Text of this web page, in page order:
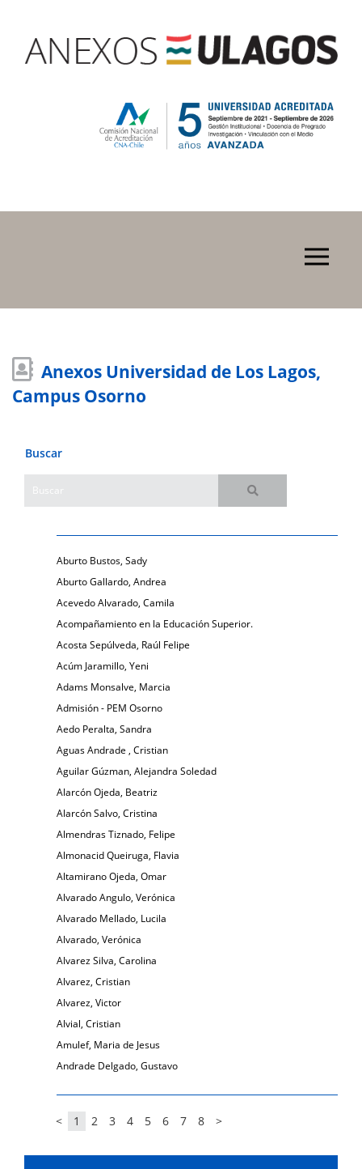
Anexos Universidad de Los Lagos,
Campus Osorno
Buscar
Aburto Bustos, Sady
Aburto Gallardo, Andrea
Acevedo Alvarado, Camila
Acompañamiento en la Educación Superior.
Acosta Sepúlveda, Raúl Felipe
Acúm Jaramillo, Yeni
Adams Monsalve, Marcia
Admisión - PEM Osorno
Aedo Peralta, Sandra
Aguas Andrade , Cristian
Aguilar Gúzman, Alejandra Soledad
Alarcón Ojeda, Beatriz
Alarcón Salvo, Cristina
Almendras Tiznado, Felipe
Almonacid Queiruga, Flavia
Altamirano Ojeda, Omar
Alvarado Angulo, Verónica
Alvarado Mellado, Lucila
Alvarado, Verónica
Alvarez Silva, Carolina
Alvarez, Cristian
Alvarez, Victor
Alvial, Cristian
Amulef, Maria de Jesus
Andrade Delgado, Gustavo
< 1 2 3 4 5 6 7 8 >